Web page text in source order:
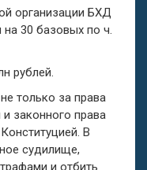
организации БХД
30 базовых по ч.
рублей.
только за права
законного права
В
судилище,
и отбить